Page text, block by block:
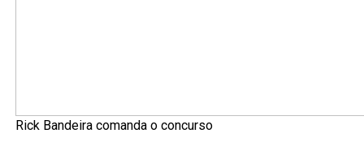
Rick Bandeira comanda o concurso